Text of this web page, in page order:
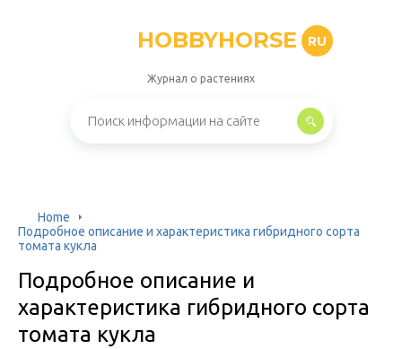
HOBBYHORSE RU
Журнал о растениях
Home
Подробное описание и характеристика гибридного сорта
томата кукла
Подробное описание и
характеристика гибридного сорта
томата кукла